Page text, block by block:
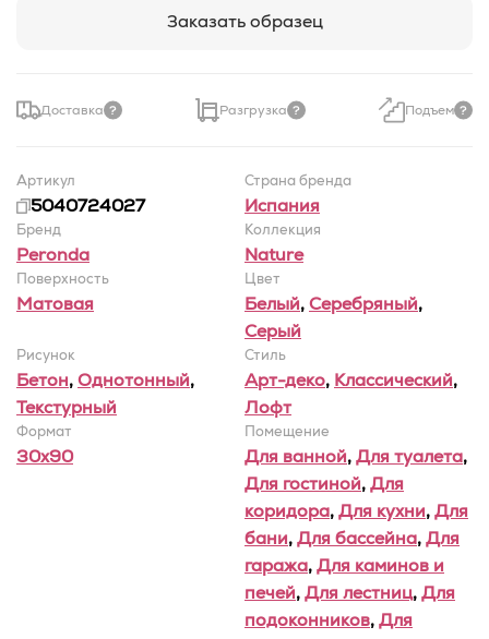
Заказать образец
Доставка Разгрузка Подъем
Артикул
5040724027
Страна бренда
Испания
Бренд
Peronda
Коллекция
Nature
Поверхность
Матовая
Цвет
Белый,Серебряный,
Серый
Рисунок
Бетон,Однотонный,
Текстурный
Стиль
Арт-деко, Классический,
Лофт
Формат
30x90
Помещение
Для ванной,Для туалета,
Для гостиной,Для
коридора,Для кухни,Для
бани,Для бассейна,Для
гаража,Для каминов и
печей,Для лестниц,Для
подоконников,Для